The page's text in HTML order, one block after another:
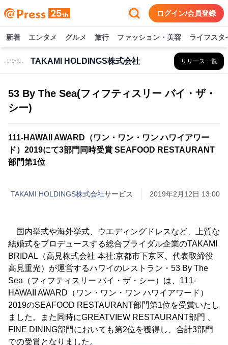
ログイン/会員登録
新着 エンタメ グルメ 旅行 ファッション・美容 ライフスタ
TAKAMI HOLDINGS株式会社 リリース一覧
53 By The Sea(フィフティスリー バイ・ザ・
シー)
111-HAWAII AWARD（ワン・ワン・ワン ハワイアワー
ド）2019にて3部門同時受賞 SEAFOOD RESTAURANT
部門第1位
TAKAMI HOLDINGS株式会社サービス 2019年2月12日 13:00
国内挙式や海外挙式、ウエディングドレスなど、上質な
結婚式をプロデュースする総合ブライダル企業のTAKAMI
BRIDAL（高見株式会社 本社:京都市下京区、代表取締役
高見重光）が運営するハワイのレストラン・53 By The
Sea（フィフティスリー バイ・ザ・シー）は、111-
HAWAII AWARD（ワン・ワン・ワン ハワイアワード）
2019のSEAFOOD RESTAURANT部門第1位を受賞いたし
ました。また同時にGREATVIEW RESTAURANT部門 、
FINE DINING部門においても第2位を獲得し、合計3部門
での受賞となりました。